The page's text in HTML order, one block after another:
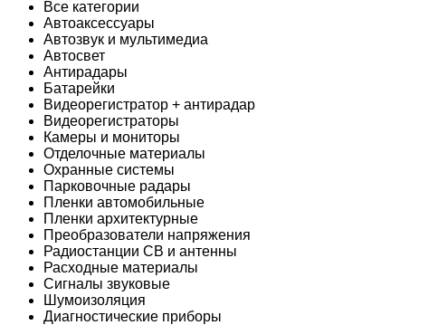
Все категории
Автоаксессуары
Автозвук и мультимедиа
Автосвет
Антирадары
Батарейки
Видеорегистратор + антирадар
Видеорегистраторы
Камеры и мониторы
Отделочные материалы
Охранные системы
Парковочные радары
Пленки автомобильные
Пленки архитектурные
Преобразователи напряжения
Радиостанции CB и антенны
Расходные материалы
Сигналы звуковые
Шумоизоляция
Диагностические приборы